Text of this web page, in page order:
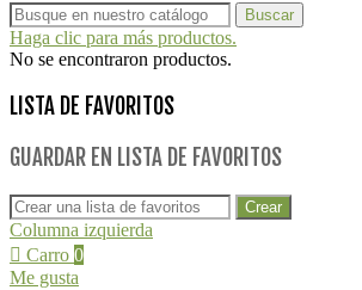
Buscar
Haga clic para más productos.
No se encontraron productos.
LISTA DE FAVORITOS
GUARDAR EN LISTA DE FAVORITOS
Crear
Columna izquierda
Carro 0
Me gusta